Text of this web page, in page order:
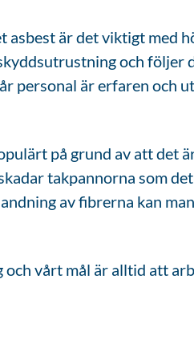
är det viktigt med
och följer
personal är erfaren och
på grund av att det
takpannorna som
av fibrerna kan
vårt mål är alltid att